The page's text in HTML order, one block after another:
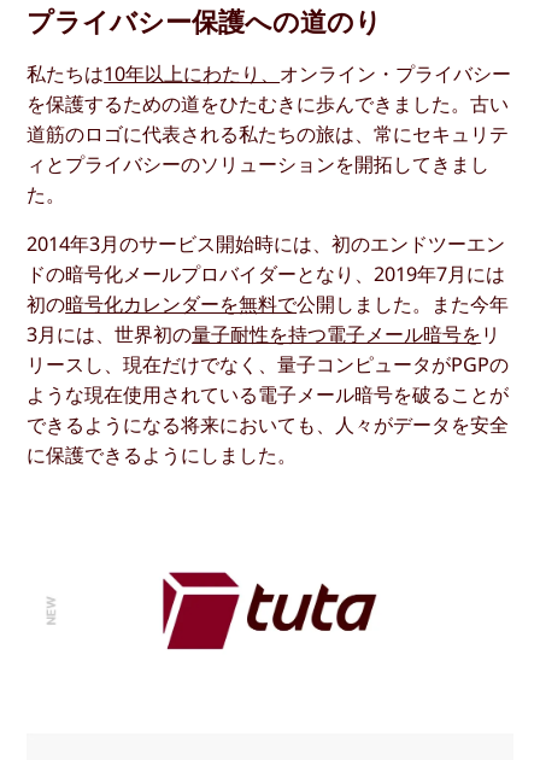
プライバシー保護への道のり
私たちは10年以上にわたり、 オンライン・プライバシー
を保護するための道をひたむきに歩んできました。古い
道筋のロゴに代表される私たちの旅は、常にセキュリテ
ィとプライバシーのソリューションを開拓してきまし
た。
2014年3月のサービス開始時には、初のエンドツーエン
ドの暗号化メールプロバイダーとなり、2019年7月には
初の暗号化カレンダーを無料で公開しました。また今年
3月には、世界初の量子耐性を持つ電子メール暗号をリ
リースし、現在だけでなく、量子コンピュータがPGPの
ような現在使用されている電子メール暗号を破ることが
できるようになる将来においても、人々がデータを安全
に保護できるようにしました。